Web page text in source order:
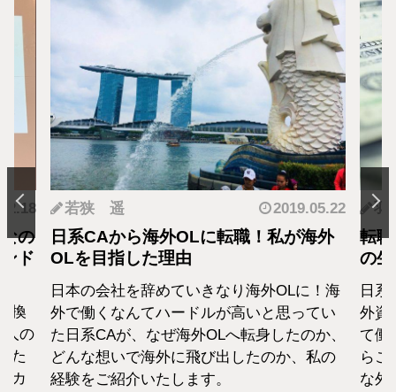
の
ド
換
人の
た
カ
若狭 遥 2019.05.22
日系CAから海外OLに転職！私が海外
OLを目指した理由
日本の会社を辞めていきなり海外OLに！海
外で働くなんてハードルが高いと思ってい
た日系CAが、なぜ海外OLへ転身したのか、
どんな想いで海外に飛び出したのか、私の
経験をご紹介いたします。
羽
転
の
日
外資
て働
らこ
な外